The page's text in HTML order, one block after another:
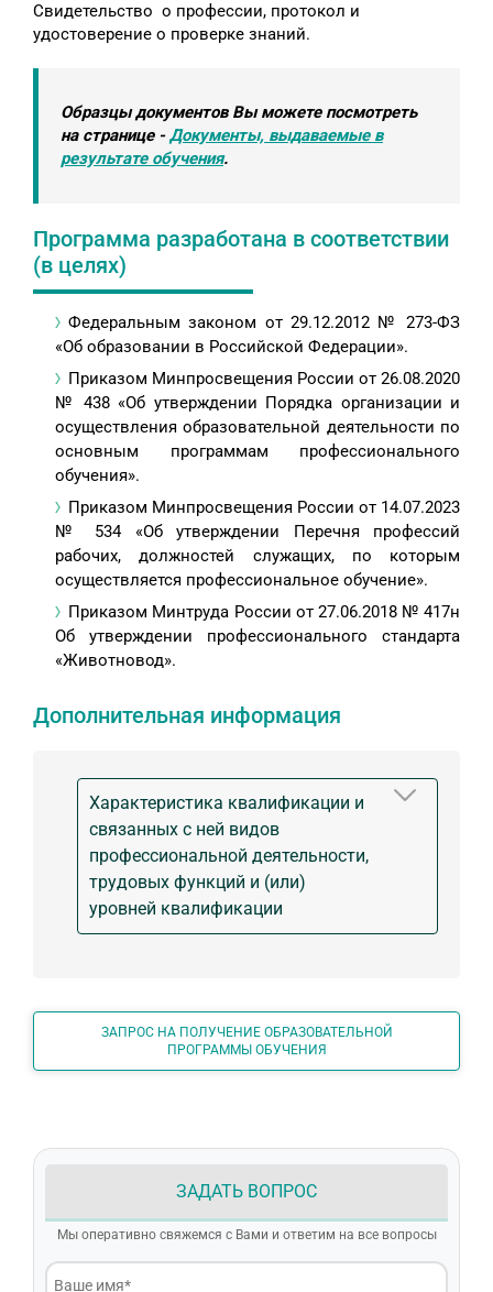
Свидетельство о профессии, протокол и
удостоверение о проверке знаний.
Образцы документов Вы можете посмотреть
на странице -Документы, выдаваемые в
результате обучения.
Программа разработана в соответствии
(в целях)
Федеральным законом от 29.12.2012 № 273-ФЗ
«Об образовании в Российской Федерации».
Приказом Минпросвещения России от 26.08.2020
№ 438 «Об утверждении Порядка организации и
осуществления образовательной деятельности по
основным программам профессионального
обучения».
Приказом Минпросвещения России от 14.07.2023
№ 534 «Об утверждении Перечня профессий
рабочих, должностей служащих, по которым
осуществляется профессиональное обучение».
Приказом Минтруда России от 27.06.2018 № 417н
Об утверждении профессионального стандарта
«Животновод».
Дополнительная информация
Характеристика квалификации и
связанных с ней видов
профессиональной деятельности,
трудовых функций и (или)
уровней квалификации
ЗАПРОС НА ПОЛУЧЕНИЕ ОБРАЗОВАТЕЛЬНОЙ
ПРОГРАММЫ ОБУЧЕНИЯ
ЗАДАТЬ ВОПРОС
Мы оперативно свяжемся с Вами и ответим на все вопросы